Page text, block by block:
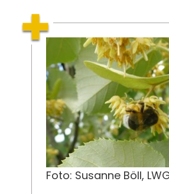
Foto: Susanne Böll,